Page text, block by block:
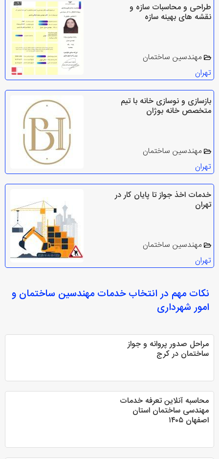
طراحی و محاسبات سازه و
نقشه های بهینه سازه
مهندسین ساختمان
تهران
بازسازی و نوسازی خانه با تیم
متخصص خانه بوژان
مهندسین ساختمان
تهران
خدمات اخذ جواز تا پایان کار در
تهران
مهندسین ساختمان
تهران
نکات مهم در انتخابخدمات مهندسین ساختمان و
امور شهرداری
مراحل صدور پروانه و جواز
ساختمان در کرج
محاسبه آنلاین تعرفه خدمات
مهندسی ساختمان استان
اصفهان ۱۴۰۵